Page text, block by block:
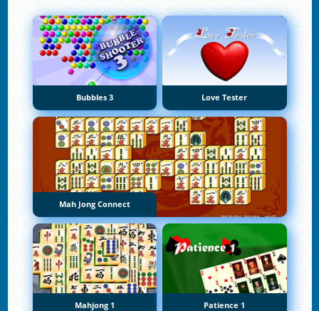
Bubbles 3 Love Tester
Mah Jong Connect
Mahjong 1 Patience 1